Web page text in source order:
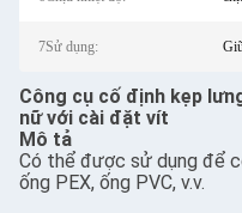
7Sử dụng:
Công cụ cố định kẹp
nữ với cài đặt vít
Mô tả
Có thể được sử dụng để
ống PEX, ống PVC, v.v.